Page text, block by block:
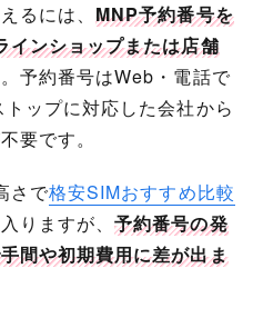
るには、MNP予約番号を
インショップまたは店舗
予約番号はWeb・電話で
ップに対応した会社から
要です。
さで格安SIMおすすめ比較
りますが、予約番号の発
間や初期費用に差が出ま